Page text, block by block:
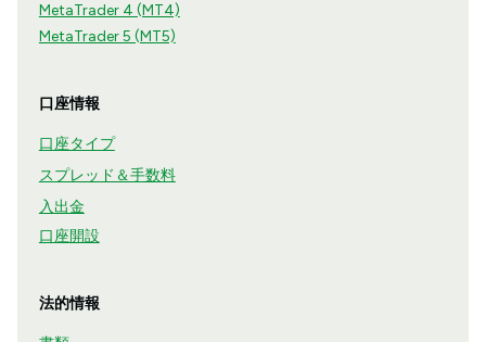
MetaTrader 4 (MT4)
MetaTrader 5 (MT5)
口座情報
口座タイプ
スプレッド＆手数料
入出金
口座開設
法的情報